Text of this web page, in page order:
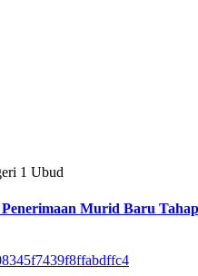
1 Ubud
Murid Baru